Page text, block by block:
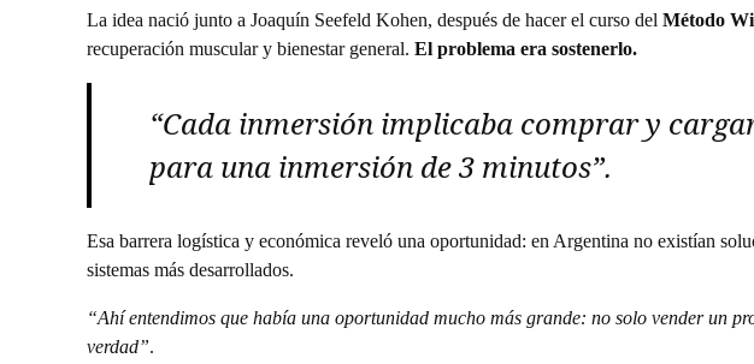
La idea nació junto a Joaquín Seefeld Kohen, después de hacer el curso del Método
recuperación muscular y bienestar general. El problema era sostenerlo.
“Cada inmersión implicaba comprar y
para una inmersión de 3 minutos”.
Esa barrera logística y económica reveló una oportunidad: en Argentina no existían
sistemas más desarrollados.
“Ahí entendimos que había una oportunidad mucho más grande: no solo vender un
verdad”.